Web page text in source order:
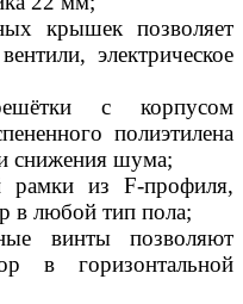
крышек позволяет
электрическое
с корпусом
полиэтилена
снижения шума;
рамки из F-профиля,
в любой тип пола;
винты позволяют
в горизонтальной